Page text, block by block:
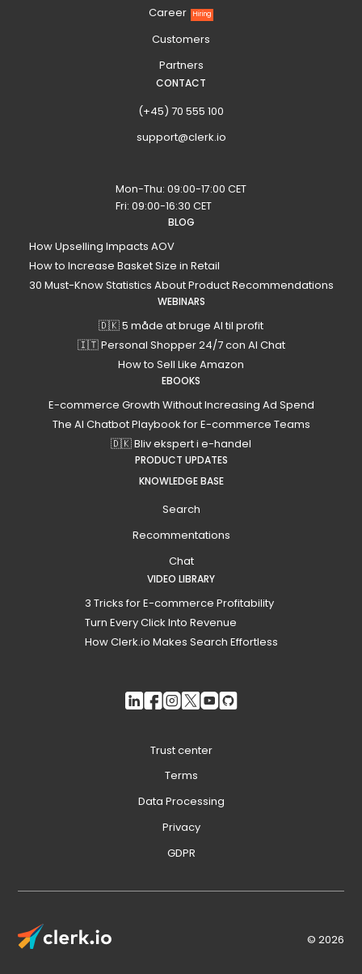
Career
Hiring
Customers
Partners
CONTACT
(+45) 70 555 100
support@clerk.io
Mon-Thu: 09:00-17:00 CET
Fri: 09:00-16:30 CET
BLOG
How Upselling Impacts AOV
How to Increase Basket Size in Retail
30 Must-Know Statistics About Product Recommendations
WEBINARS
🇩🇰 5 måde at bruge AI til profit
🇮🇹 Personal Shopper 24/7 con AI Chat
How to Sell Like Amazon
EBOOKS
E-commerce Growth Without Increasing Ad Spend
The AI Chatbot Playbook for E-commerce Teams
🇩🇰 Bliv ekspert i e-handel
PRODUCT UPDATES
KNOWLEDGE BASE
Search
Recommentations
Chat
VIDEO LIBRARY
3 Tricks for E-commerce Profitability
Turn Every Click Into Revenue
How Clerk.io Makes Search Effortless
© 2026
Trust center
Terms
Data Processing
Privacy
GDPR